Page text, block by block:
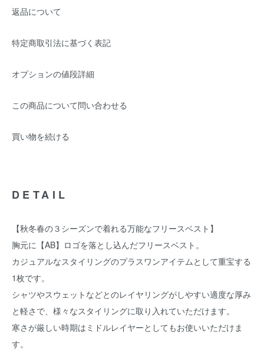
返品について
特定商取引法に基づく表記
オプションの値段詳細
この商品について問い合わせる
買い物を続ける
DETAIL
【秋冬春の３シーズンで着れる万能なフリースベスト】
胸元に【AB】ロゴを落とし込んだフリースベスト。
カジュアルなスタイリングのプラスワンアイテムとして重宝する
1枚です。
シャツやスウェットなどとのレイヤリングがしやすい適度な厚み
と軽さで、様々なスタイリングに取り入れていただけます。
寒さが厳しい時期はミドルレイヤーとしてもお使いいただけま
す。